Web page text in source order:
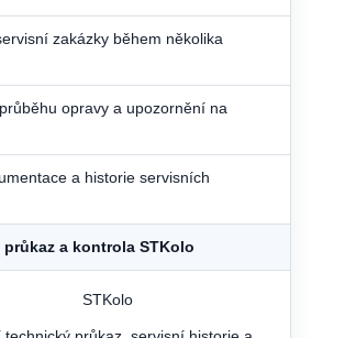
zakázky během několika
opravy a upozornění na
a historie servisních
a kontrola STKolo